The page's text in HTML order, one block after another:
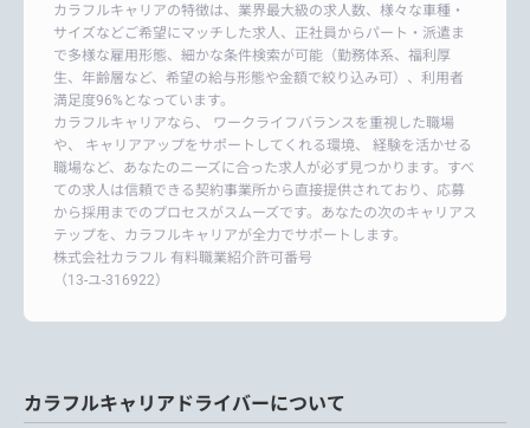
カラフルキャリアの特徴は、業界最大級の求人数、様々な車種・
サイズなどご希望にマッチした求人、正社員からパート・派遣ま
で多様な雇用形態、細かな条件検索が可能（勤務体系、福利厚
生、年齢層など、希望の給与形態や金額で絞り込み可）、利用者
満足度96%となっています。
カラフルキャリアなら、 ワークライフバランスを重視した職場
や、 キャリアアップをサポートしてくれる環境、 経験を活かせる
職場など、あなたのニーズに合った求人が必ず見つかります。すべ
ての求人は信頼できる契約事業所から直接提供されており、応募
から採用までのプロセスがスムーズです。あなたの次のキャリアス
テップを、カラフルキャリアが全力でサポートします。
株式会社カラフル 有料職業紹介許可番号
（13-ユ-316922）
カラフルキャリアドライバーについて